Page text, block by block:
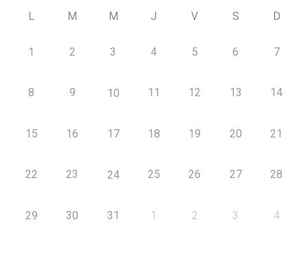
L M M J V S D
1 2 3 4 5 6 7
8 9 10 11 12 13 14
15 16 17 18 19 20 21
22 23 24 25 26 27 28
29 30 31 1 2 3 4